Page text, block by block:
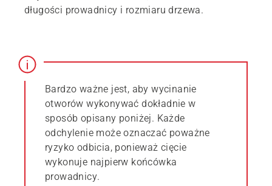
długości prowadnicy i rozmiaru drzewa.
Bardzo ważne jest, aby wycinanie
otworów wykonywać dokładnie w
sposób opisany poniżej. Każde
odchylenie może oznaczać poważne
ryzyko odbicia, ponieważ cięcie
wykonuje najpierw końcówka
prowadnicy.